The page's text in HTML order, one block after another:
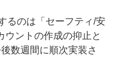
るのは「セーフティ/安
ウントの作成の抑止と
数週間に順次実装さ